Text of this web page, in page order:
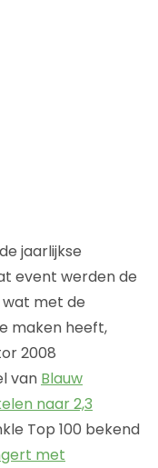
jaarlijkse
event werden de
met de
maken heeft,
2008
van Blauw
naar 2,3
Top 100 bekend
met